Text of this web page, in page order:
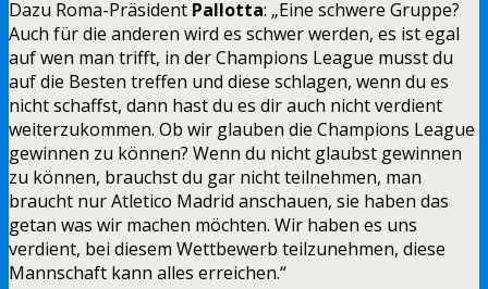
Dazu Roma-Präsident Pallotta: „Eine schwere Gruppe?
Auch für die anderen wird es schwer werden, es ist egal
auf wen man trifft, in der Champions League musst du
auf die Besten treffen und diese schlagen, wenn du es
nicht schaffst, dann hast du es dir auch nicht verdient
weiterzukommen. Ob wir glauben die Champions League
gewinnen zu können? Wenn du nicht glaubst gewinnen
zu können, brauchst du gar nicht teilnehmen, man
braucht nur Atletico Madrid anschauen, sie haben das
getan was wir machen möchten. Wir haben es uns
verdient, bei diesem Wettbewerb teilzunehmen, diese
Mannschaft kann alles erreichen.“